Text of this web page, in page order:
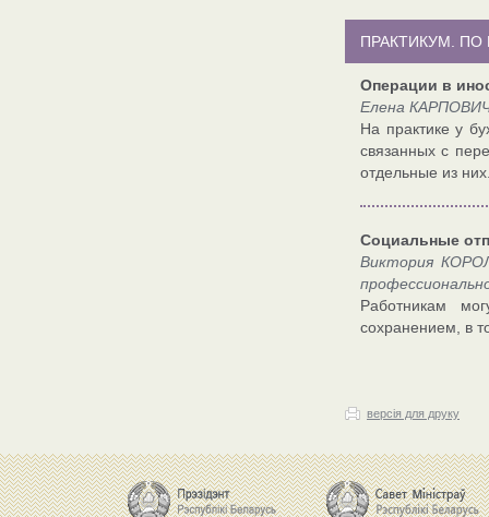
ПРАКТИКУМ.
Операции в
Елена
На практике у
связанных с
отдельные из
Социальные
Виктория
Работникам
сохранением, в
версія для друку